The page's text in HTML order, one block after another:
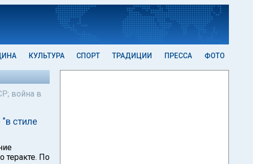
КУЛЬТУРА СПОРТ ТРАДИЦИИ ПРЕССА ФОТО
война в
стиле
теракте. По